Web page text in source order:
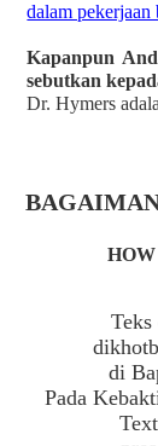
dalam
Kapanpun
sebutkan
Dr. Hymers
di
Pada